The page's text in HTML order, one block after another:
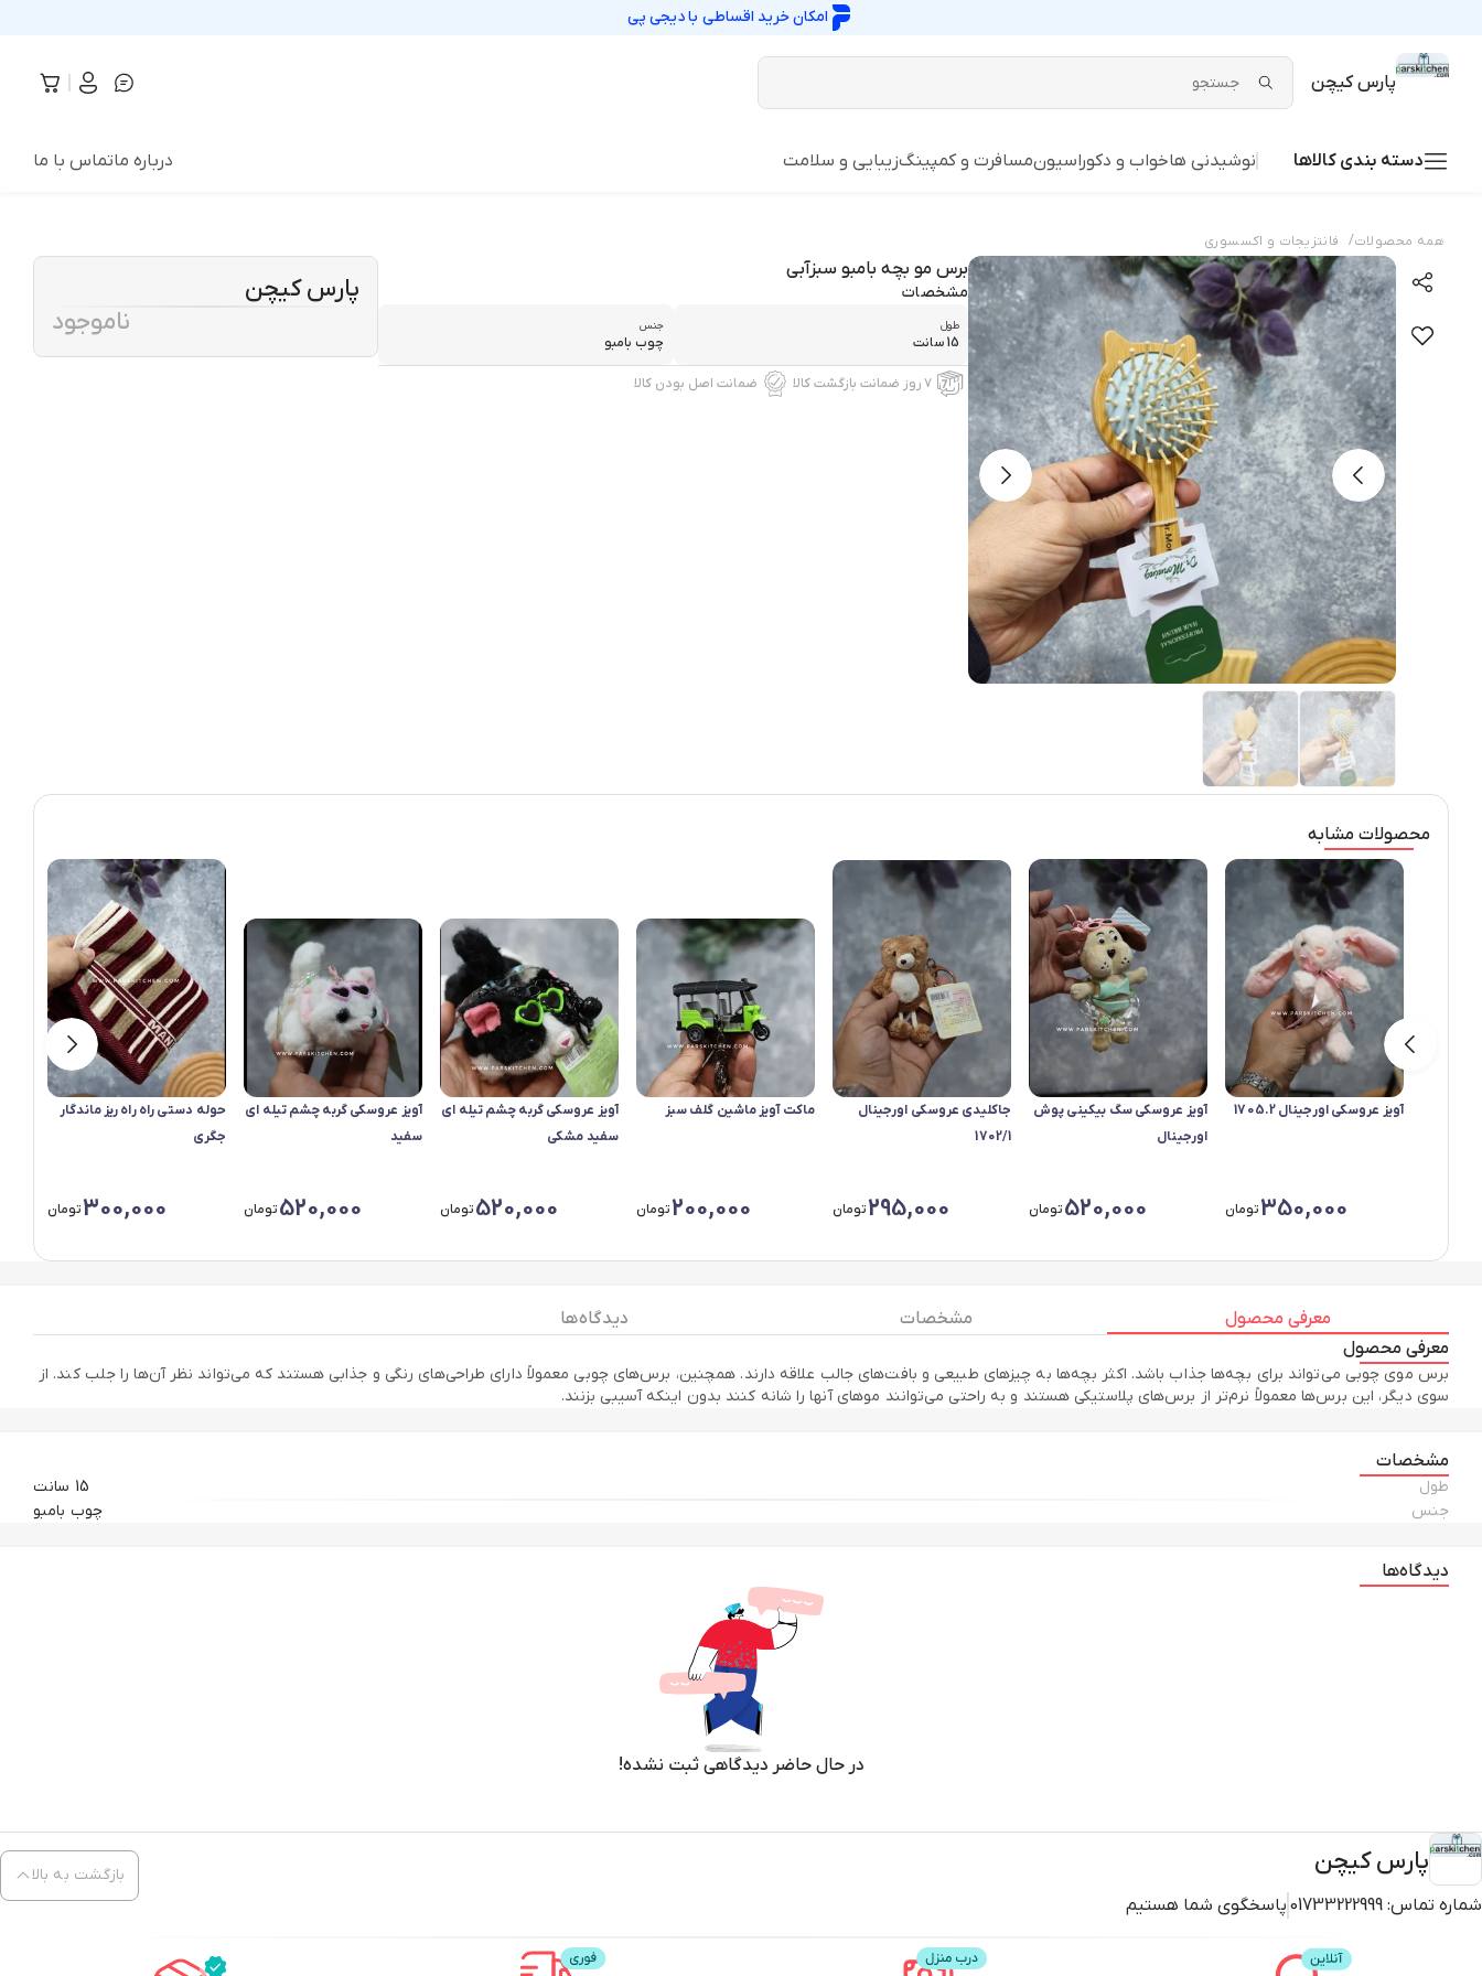
امکان خرید اقساطی بادیجی پی
پارس کیچن
دسته بندی کالاها نوشیدنی هاخواب و دکوراسیونمسافرت و کمپینگزیبایی و سلامت درباره ماتماس با ما
همه محصولات/ فانتزیجات و اکسسوری
برس مو بچه بامبو سبزآبی
مشخصات
طول
15 سانت
جنس
چوب بامبو
۷ روز ضمانت بازگشت کالا ضمانت اصل بودن کالا
پارس کیچن
ناموجود
محصولات مشابه
آویز عروسکی اورجینال 1705.2
350,000تومان
آویز عروسکی سگ بیکینی پوش
اورجینال
520,000تومان
جاکلیدی عروسکی اورجینال
1702/1
295,000تومان
ماکت آویز ماشین گلف سبز
200,000تومان
آویز عروسکی گربه چشم تیله ای
سفید مشکی
520,000تومان
آویز عروسکی گربه چشم تیله ای
سفید
520,000تومان
حوله دستی راه راه ریز ماندگار
جگری
300,000تومان
معرفی محصول مشخصات
دیدگاه ها
معرفی محصول
برس موی چوبی می‌تواند برای بچه‌ها جذاب باشد. اکثر بچه‌ها به چیزهای طبیعی و بافت‌های جالب علاقه دارند. همچنین، برس‌های چوبی معمولاً دارای طراحی‌های رنگی و جذابی هستند که می‌تواند نظر آن‌ها را جلب کند. از
سوی دیگر، این برس‌ها معمولاً نرم‌تر از برس‌های پلاستیکی هستند و به راحتی می‌توانند موهای آنها را شانه کنند بدون اینکه آسیبی بزنند.
مشخصات
طول
15 سانت
جنس
چوب بامبو
دیدگاه‌ها
در حال حاضر دیدگاهی ثبت نشده!
پارس کیچن
شماره تماس: 01733222999 پاسخگوی شما هستیم
بازگشت به بالا